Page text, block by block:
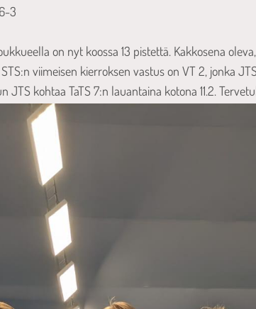
3
on nyt koossa 13 pistettä. Kakkosena
viimeisen kierroksen vastus on VT 2, jonka
JTS kohtaa TaTS 7:n lauantaina kotona 11.2.